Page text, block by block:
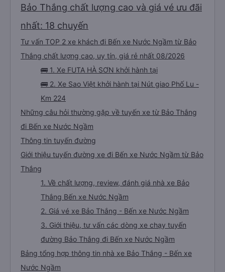
Bảo Thắng chất lượng cao và giá vé ưu đãi
nhất: 18 chuyến
Tư vấn TOP 2 xe khách đi Bến xe Nước Ngầm từ Bảo
Thắng chất lượng cao, uy tín, giá rẻ nhất 08/2026
🚌 1. Xe FUTA HÀ SƠN khởi hành tại
🚌 2. Xe Sao Việt khởi hành tại Nút giao Phố Lu -
Km 224
Những câu hỏi thường gặp về tuyến xe từ Bảo Thắng
đi Bến xe Nước Ngầm
Thông tin tuyến đường
Giới thiệu tuyến đường xe đi Bến xe Nước Ngầm từ Bảo
Thắng
1. Về chất lượng, review, đánh giá nhà xe Bảo
Thắng Bến xe Nước Ngầm
2. Giá vé xe Bảo Thắng - Bến xe Nước Ngầm
3. Giới thiệu, tư vấn các dòng xe chạy tuyến
đường Bảo Thắng đi Bến xe Nước Ngầm
Bảng tổng hợp thông tin nhà xe Bảo Thắng - Bến xe
Nước Ngầm